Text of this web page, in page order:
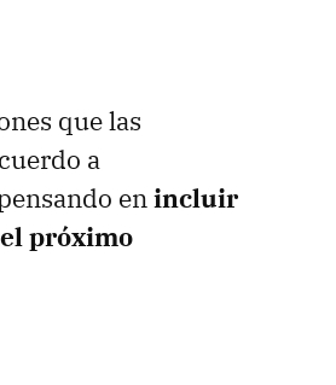
que las
a
enincluir
próximo